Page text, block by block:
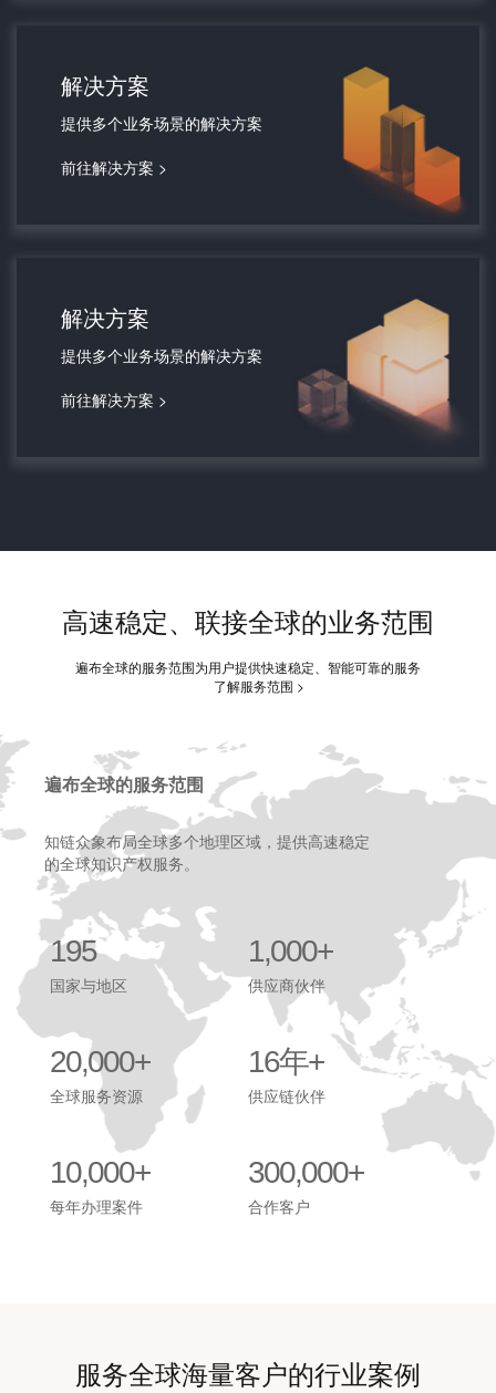
解决方案
提供多个业务场景的解决方案
前往解决方案 >
解决方案
提供多个业务场景的解决方案
前往解决方案 >
高速稳定、联接全球的业务范围
遍布全球的服务范围为用户提供快速稳定、智能可靠的服务
了解服务范围 >
遍布全球的服务范围
知链众象布局全球多个地理区域，提供高速稳定
的全球知识产权服务。
195
国家与地区
1,000+
供应商伙伴
20,000+
全球服务资源
16年+
供应链伙伴
10,000+
每年办理案件
300,000+
合作客户
服务全球海量客户的行业案例